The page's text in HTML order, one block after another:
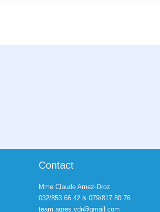
Contact
Mme Claude Amez-Droz
032/853.66.42 & 079/817.80.76
team.agres.vdr@gmail.com